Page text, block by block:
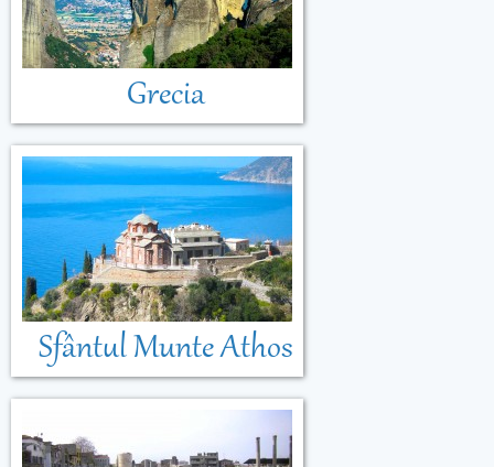
Grecia
Sfântul Munte Athos